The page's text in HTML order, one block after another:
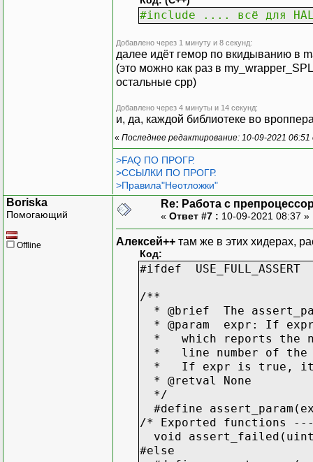
#include .... всё для
Добавлено через 1 минуту и 8 секунд:
далее идёт гемор по вкидыванию в
(это можно как раз в
остальные cpp)
Добавлено через 4 минуты и 14 секунд:
и, да, каждой библиотеке во
« Последнее редактирование: 10-09-2021
>FAQ ПО ПРОГР.
>ССЫЛКИ ПО ПРОГР.
>Правила"Неотложки"
Boriska
Помогающий
Offline
Re: Работа с
« Ответ #7 : 10-09-2021 08:37 »
Алексей++ там же в этих хидерах,
Код:
#ifdef USE_FULL_ASSERT
/**
* @brief The
* @param expr: If
* which reports the
* line number of
* If expr is true, it
* @retval None
*/
#define
/* Exported
void
#else